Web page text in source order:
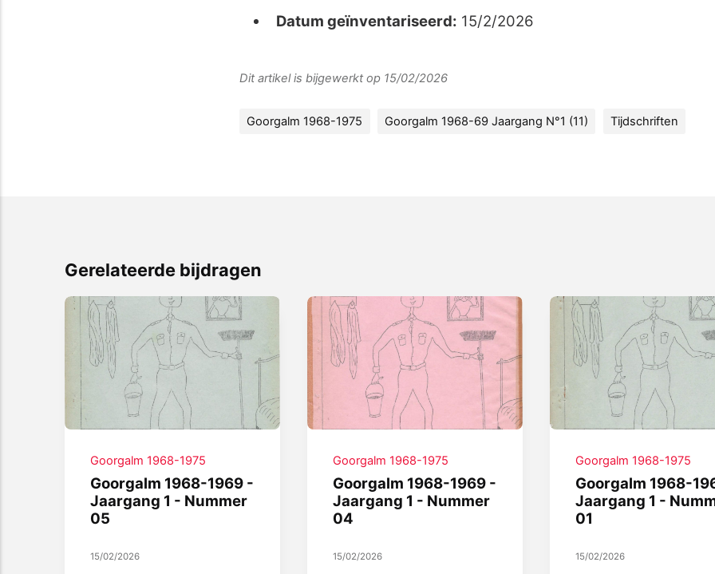
Datum geïnventariseerd: 15/2/2026
Dit artikel is bijgewerkt op 15/02/2026
Goorgalm 1968-1975 Goorgalm 1968-69 Jaargang N°1 (11) Tijdschriften
Gerelateerde bijdragen
Goorgalm 1968-1975
Goorgalm 1968-1969 -
Jaargang 1 - Nummer
05
15/02/2026
Goorgalm 1968-1975
Goorgalm 1968-1969 -
Jaargang 1 - Nummer
04
15/02/2026
Goorgalm 1968-1975
Goorgalm 1968-
Jaargang 1 -
01
15/02/2026